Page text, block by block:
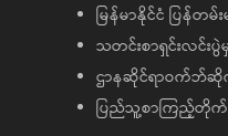
မြန်မာနိုင်ငံ ပြန်တမ်းမ
သတင်းစာရှင်းလင်းပွဲ
ဌာနဆိုင်ရာဝက်ဘ်ဆိုက်
ပြည်သူ့စာကြည့်တိုက်